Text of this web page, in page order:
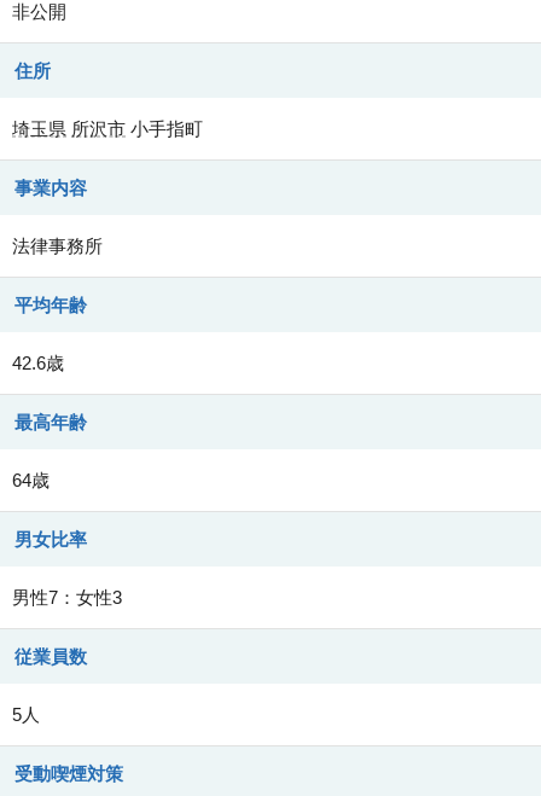
非公開
住所
埼玉県 所沢市 小手指町
事業内容
法律事務所
平均年齢
42.6歳
最高年齢
64歳
男女比率
男性7：女性3
従業員数
5人
受動喫煙対策